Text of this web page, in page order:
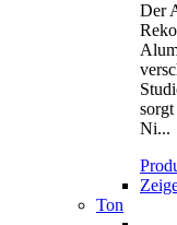
Der
Ni...
Ton